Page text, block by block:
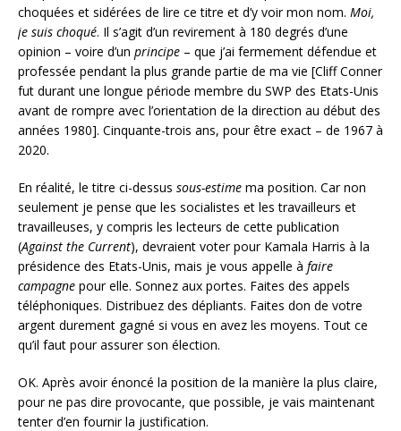
choquées et sidérées de lire ce titre et d’y voir mon nom. Moi,
je suis choqué. Il s’agit d’un revirement à 180 degrés d’une
opinion – voire d’un principe – que j’ai fermement défendue et
professée pendant la plus grande partie de ma vie [Cliff Conner
fut durant une longue période membre du SWP des Etats-Unis
avant de rompre avec l’orientation de la direction au début des
années 1980]. Cinquante-trois ans, pour être exact – de 1967 à
2020.
En réalité, le titre ci-dessus sous-estime ma position. Car non
seulement je pense que les socialistes et les travailleurs et
travailleuses, y compris les lecteurs de cette publication
(Against the Current), devraient voter pour Kamala Harris à la
présidence des Etats-Unis, mais je vous appelle à faire
campagne pour elle. Sonnez aux portes. Faites des appels
téléphoniques. Distribuez des dépliants. Faites don de votre
argent durement gagné si vous en avez les moyens. Tout ce
qu’il faut pour assurer son élection.
OK. Après avoir énoncé la position de la manière la plus claire,
pour ne pas dire provocante, que possible, je vais maintenant
tenter d’en fournir la justification.